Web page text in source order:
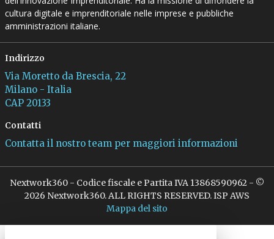
cultura digitale e imprenditoriale nelle imprese e pubbliche
amministrazioni italiane.
Indirizzo
Via Moretto da Brescia, 22
Milano - Italia
CAP 20133
Contatti
Contatta il nostro team per maggiori informazioni
Nextwork360 - Codice fiscale e Partita IVA 13868590962 - ©
2026 Nextwork360. ALL RIGHTS RESERVED. ISP AWS
Mappa del sito